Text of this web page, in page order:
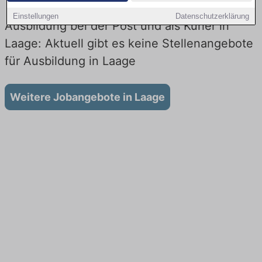
Einstellungen Datenschutzerklärung
Ausbildung bei der Post und als Kurier in
Laage: Aktuell gibt es keine Stellenangebote
für Ausbildung in Laage
Weitere Jobangebote in Laage